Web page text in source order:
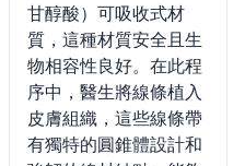
甘醇酸）可吸收式材
質，這種材質安全且生
物相容性良好。在此程
序中，醫生將線條植入
皮膚組織，這些線條帶
有獨特的圓錐體設計和